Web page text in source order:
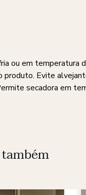
ou em
Evite
secadora em